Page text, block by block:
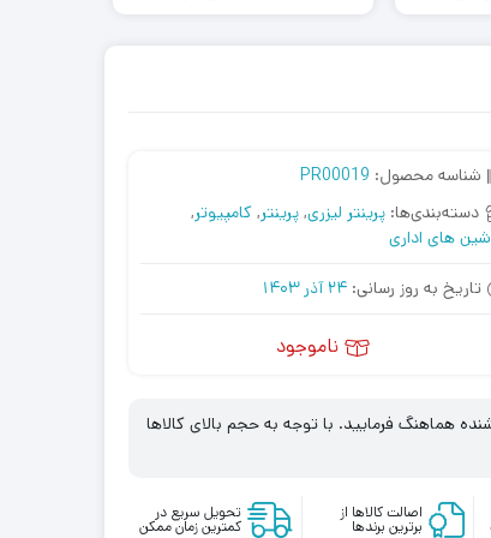
شناسه محصول: PR00019
دسته‌بندی‌ها: پرینتر لیزری, پرینتر, کامپیوتر,
های اداری
تاریخ به روز رسانی: 24 آذر 1403
ناموجود
هماهنگ فرمایید. با توجه به حجم بالای کالاها
اصالت کالاها از
برترین برندها
تحویل سریع در
کمترین زمان ممکن